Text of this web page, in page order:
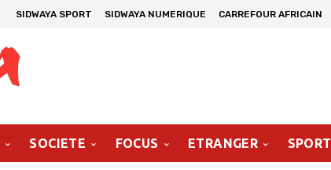
SIDWAYA SPORT SIDWAYA NUMERIQUE CARREFOUR AFRICAIN
SOCIETE FOCUS ETRANGER SPORT